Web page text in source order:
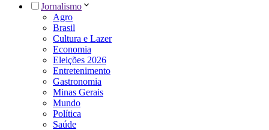
Jornalismo
Agro
Brasil
Cultura e Lazer
Economia
Eleições 2026
Entretenimento
Gastronomia
Minas Gerais
Mundo
Política
Saúde